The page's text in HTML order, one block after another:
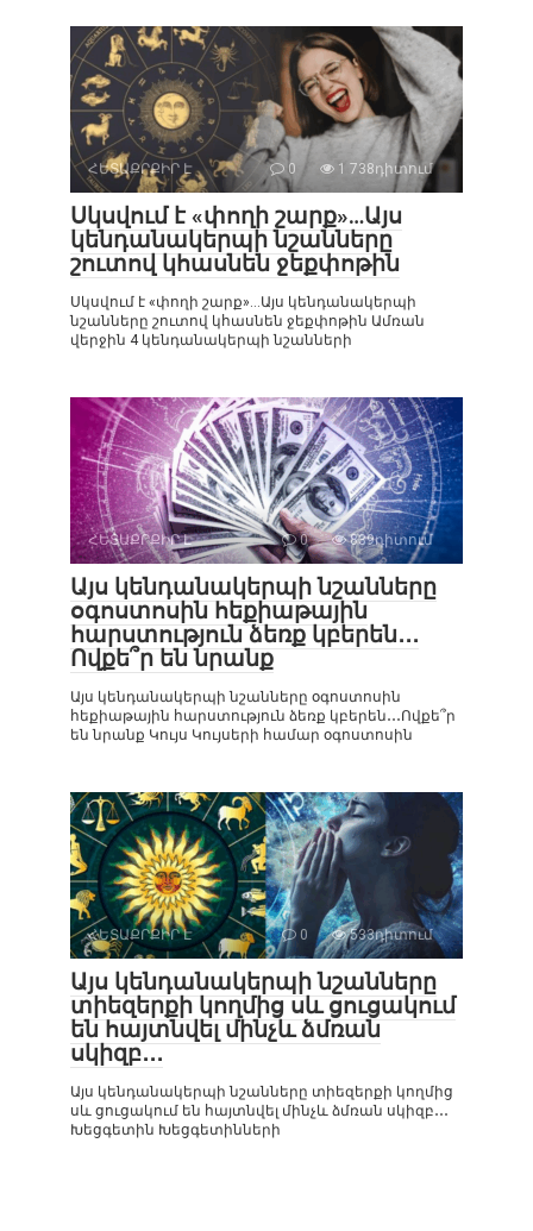
ՀԵՏԱՔՐՔԻՐ Է 0 1 738դիտում
Սկսվում է «փողի շարք»…Այս
կենդանակերպի նշանները
շուտով կհասնեն ջեքփոթին
Սկսվում է «փողի շարք»…Այս կենդանակերպի
նշանները շուտով կհասնեն ջեքփոթին Ամռան
վերջին 4 կենդանակերպի նշանների
ՀԵՏԱՔՐՔԻՐ Է 0 839դիտում
Այս կենդանակերպի նշանները
օգոստոսին հեքիաթային
հարստություն ձեռք կբերեն․․․
Ովքե՞ր են նրանք
Այս կենդանակերպի նշանները օգոստոսին
հեքիաթային հարստություն ձեռք կբերեն․․․Ովքե՞ր
են նրանք Կույս Կույսերի համար օգոստոսին
ՀԵՏԱՔՐՔԻՐ Է 0 533դիտում
Այս կենդանակերպի նշանները
տիեզերքի կողմից սև ցուցակում
են հայտնվել մինչև ձմռան
սկիզբ․․․
Այս կենդանակերպի նշանները տիեզերքի կողմից
սև ցուցակում են հայտնվել մինչև ձմռան սկիզբ․․․
Խեցգետին Խեցգետինների